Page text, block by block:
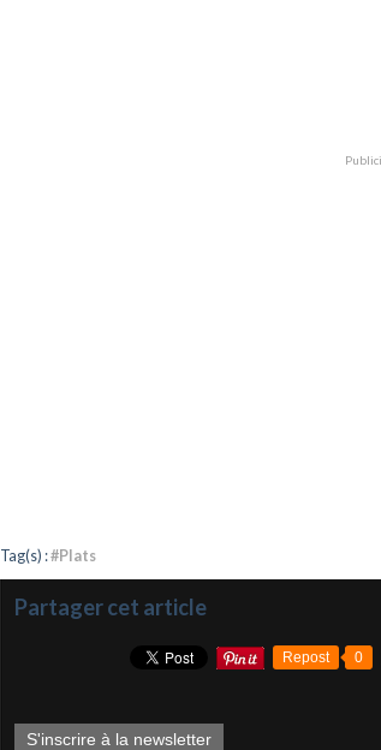
Tag(s) :#Plats
Partager cet article
Repost 0
S'inscrire à la newsletter